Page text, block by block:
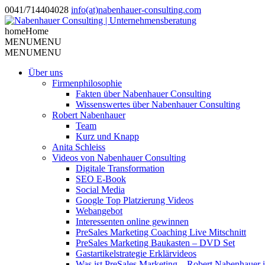
0041/714404028 info(at)nabenhauer-consulting.com
homeHome
MENUMENU
MENUMENU
Über uns
Firmenphilosophie
Fakten über Nabenhauer Consulting
Wissenswertes über Nabenhauer Consulting
Robert Nabenhauer
Team
Kurz und Knapp
Anita Schleiss
Videos von Nabenhauer Consulting
Digitale Transformation
SEO E-Book
Social Media
Google Top Platzierung Videos
Webangebot
Interessenten online gewinnen
PreSales Marketing Coaching Live Mitschnitt
PreSales Marketing Baukasten – DVD Set
Gastartikelstrategie Erklärvideos